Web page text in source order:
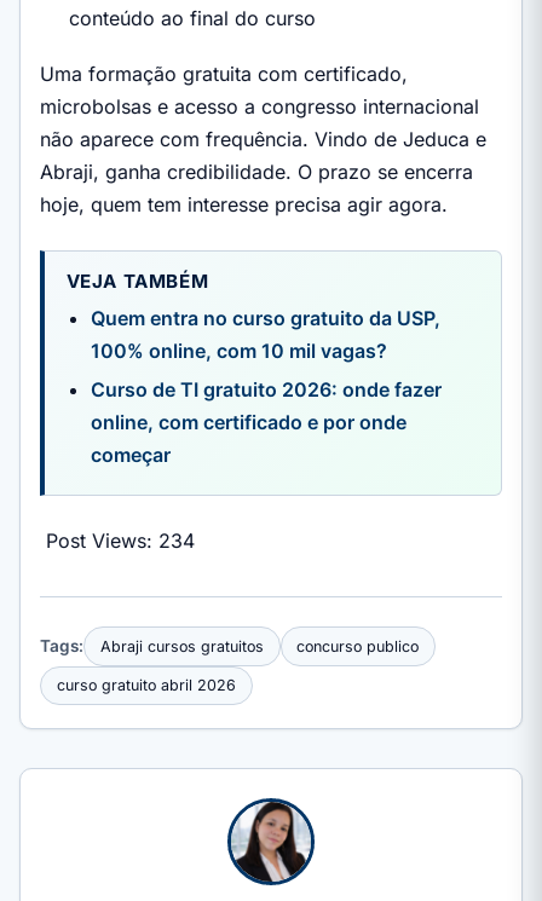
conteúdo ao final do curso
Uma formação gratuita com certificado,
microbolsas e acesso a congresso internacional
não aparece com frequência. Vindo de Jeduca e
Abraji, ganha credibilidade. O prazo se encerra
hoje, quem tem interesse precisa agir agora.
VEJA TAMBÉM
Quem entra no curso gratuito da USP,
100% online, com 10 mil vagas?
Curso de TI gratuito 2026: onde fazer
online, com certificado e por onde
começar
Post Views: 234
Tags: Abraji cursos gratuitos concurso publico
curso gratuito abril 2026